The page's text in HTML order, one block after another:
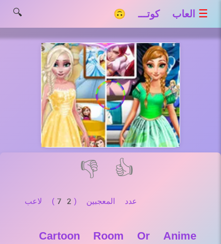
☰ العاب كوتـــ 🙃 🔍
👍
👎
عدد المعجبين (72) لاعب
Cartoon Room Or Anime